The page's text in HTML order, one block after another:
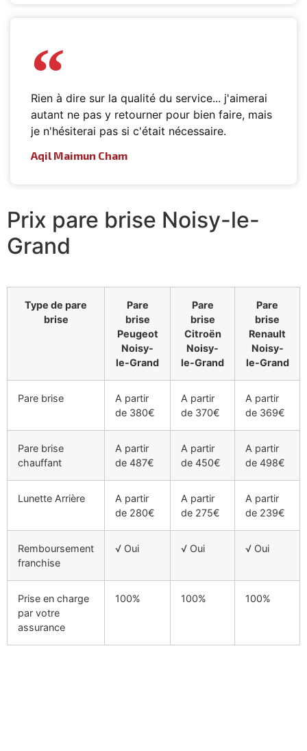
Rien à dire sur la qualité du service... j'aimerai
autant ne pas y retourner pour bien faire, mais
je n'hésiterai pas si c'était nécessaire.
Aqil Maimun Cham
Prix pare brise Noisy-le-
Grand
Type de pare
brise
Pare
brise
Peugeot
Noisy-
le-Grand
Pare
brise
Citroën
Noisy-
le-Grand
Pare
brise
Renault
Noisy-
le-Grand
Pare brise
A partir
de 380€
A partir
de 370€
A partir
de 369€
Pare brise
chauffant
A partir
de 487€
A partir
de 450€
A partir
de 498€
Lunette Arrière
A partir
de 280€
A partir
de 275€
A partir
de 239€
Remboursement
franchise
√ Oui √ Oui √ Oui
Prise en charge
par votre
assurance
100% 100% 100%